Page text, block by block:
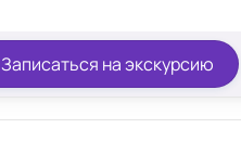
Записаться на экскурсию